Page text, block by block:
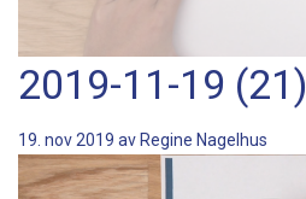
2019-11-19 (21)
19. nov 2019 avRegine Nagelhus